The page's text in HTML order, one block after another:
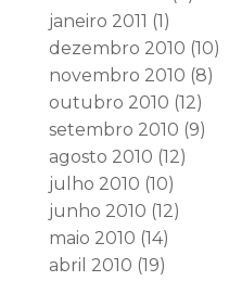
janeiro 2011 (1)
dezembro 2010 (10)
novembro 2010 (8)
outubro 2010 (12)
setembro 2010 (9)
agosto 2010 (12)
julho 2010 (10)
junho 2010 (12)
maio 2010 (14)
abril 2010 (19)